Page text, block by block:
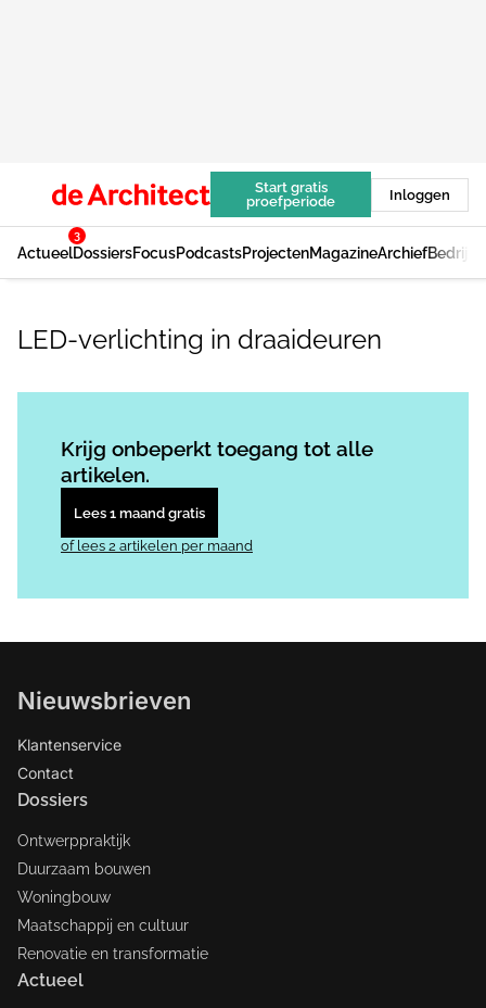
Start gratis
proefperiode
Inloggen
Actueel
3
DossiersFocusPodcastsProjectenMagazineArchief
LED-verlichting in draaideuren
Krijg onbeperkt toegang tot alle
artikelen.
Lees 1 maand gratis
of lees 2 artikelen per maand
Nieuwsbrieven
Klantenservice
Contact
Dossiers
Ontwerppraktijk
Duurzaam bouwen
Woningbouw
Maatschappij en cultuur
Renovatie en transformatie
Actueel